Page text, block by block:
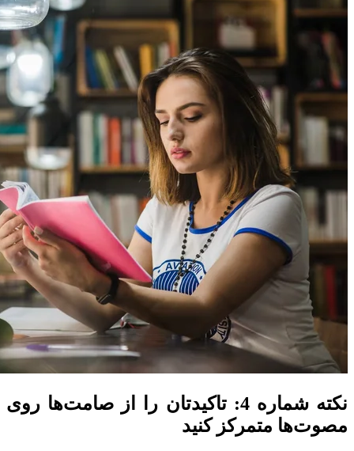
نکته شماره 4: تاکیدتان را از صامت‌ها روی
مصوت‌ها متمرکز کنید